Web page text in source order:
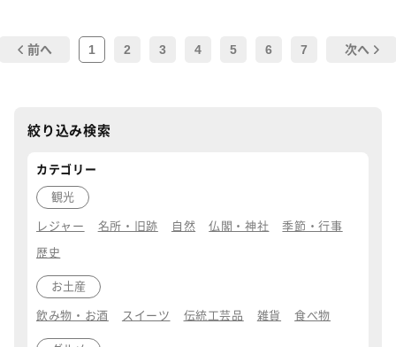
前へ 1 2 3 4 5 6 7 次へ
絞り込み検索
カテゴリー
観光
レジャー 名所・旧跡 自然 仏閣・神社 季節・行事
歴史
お土産
飲み物・お酒 スイーツ 伝統工芸品 雑貨 食べ物